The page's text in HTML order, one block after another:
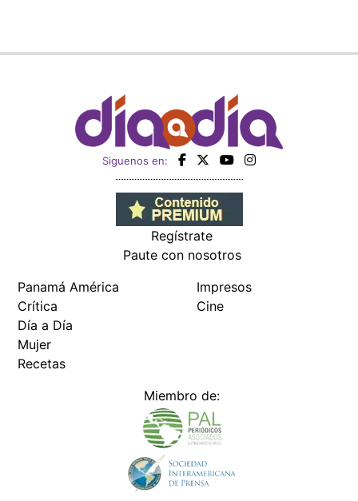
Siguenos en:
Regístrate
Paute con nosotros
Panamá América
Crítica
Día a Día
Mujer
Recetas
Impresos
Cine
Miembro de: